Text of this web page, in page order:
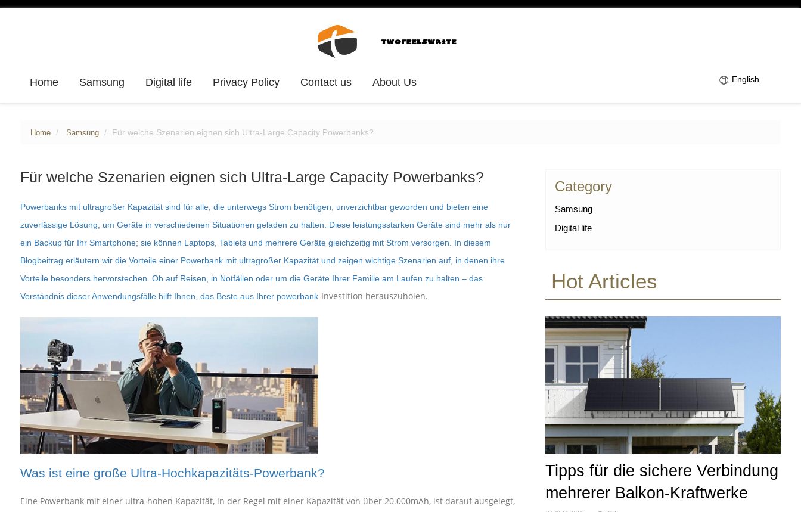
Home Samsung Digital life Privacy Policy Contact us About Us English
Home Samsung Für welche Szenarien eignen sich Ultra-Large Capacity Powerbanks?
Für welche Szenarien eignen sich Ultra-Large Capacity Powerbanks?
Powerbanks mit ultragroßer Kapazität sind für alle, die unterwegs Strom benötigen, unverzichtbar geworden und bieten eine
zuverlässige Lösung, um Geräte in verschiedenen Situationen geladen zu halten. Diese leistungsstarken Geräte sind mehr als nur
ein Backup für Ihr Smartphone; sie können Laptops, Tablets und mehrere Geräte gleichzeitig mit Strom versorgen. In diesem
Blogbeitrag erläutern wir die Vorteile einer Powerbank mit ultragroßer Kapazität und zeigen wichtige Szenarien auf, in denen ihre
Vorteile besonders hervorstechen. Ob auf Reisen, in Notfällen oder um die Geräte Ihrer Familie am Laufen zu halten – das
Verständnis dieser Anwendungsfälle hilft Ihnen, das Beste aus Ihrer powerbank-Investition herauszuholen.
Was ist eine große Ultra-Hochkapazitäts-Powerbank?
Eine Powerbank mit einer ultra-hohen Kapazität, in der Regel mit einer Kapazität von über 20.000mAh, ist darauf ausgelegt,
Category
Samsung
Digital life
Hot Articles
Tipps für die sichere Verbindung
mehrerer Balkon-Kraftwerke